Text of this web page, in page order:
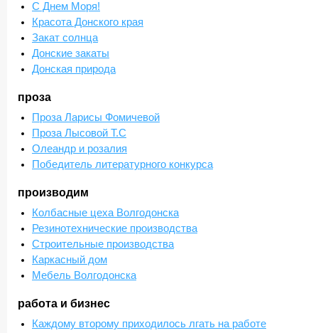
С Днем Моря!
Красота Донского края
Закат солнца
Донские закаты
Донская природа
проза
Проза Ларисы Фомичевой
Проза Лысовой Т.С
Олеандр и розалия
Победитель литературного конкурса
производим
Колбасные цеха Волгодонска
Резинотехнические производства
Строительные производства
Каркасный дом
Мебель Волгодонска
работа и бизнес
Каждому второму приходилось лгать на работе